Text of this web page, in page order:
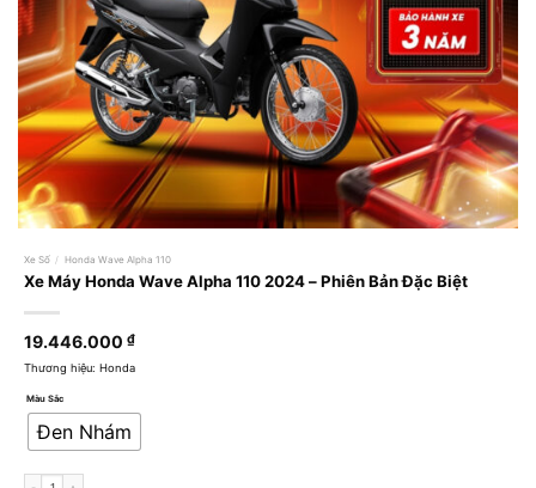
Xe Số / Honda Wave Alpha 110
Xe Máy Honda Wave Alpha 110 2024 – Phiên Bản Đặc Biệt
19.446.000 ₫
Thương hiệu: Honda
Màu Sắc
Đen Nhám